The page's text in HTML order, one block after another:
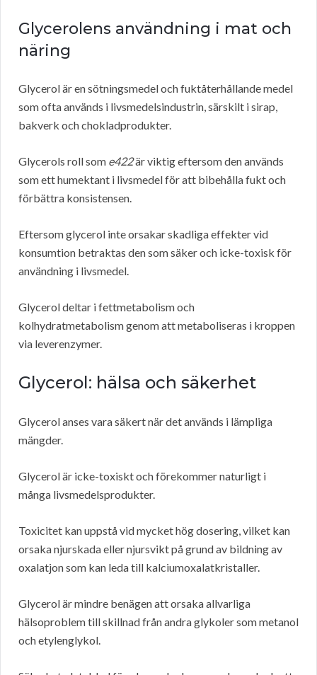
Glycerolens användning i mat och
näring
Glycerol är en sötningsmedel och fuktåterhållande medel
som ofta används i livsmedelsindustrin, särskilt i sirap,
bakverk och chokladprodukter.
Glycerols roll som e422är viktig eftersom den används
som ett humektant i livsmedel för att bibehålla fukt och
förbättra konsistensen.
Eftersom glycerol inte orsakar skadliga effekter vid
konsumtion betraktas den som säker och icke-toxisk för
användning i livsmedel.
Glycerol deltar i fettmetabolism och
kolhydratmetabolism genom att metaboliseras i kroppen
via leverenzymer.
Glycerol: hälsa och säkerhet
Glycerol anses vara säkert när det används i lämpliga
mängder.
Glycerol är icke-toxiskt och förekommer naturligt i
många livsmedelsprodukter.
Toxicitet kan uppstå vid mycket hög dosering, vilket kan
orsaka njurskada eller njursvikt på grund av bildning av
oxalatjon som kan leda till kalciumoxalatkristaller.
Glycerol är mindre benägen att orsaka allvarliga
hälsoproblem till skillnad från andra glykoler som metanol
och etylenglykol.